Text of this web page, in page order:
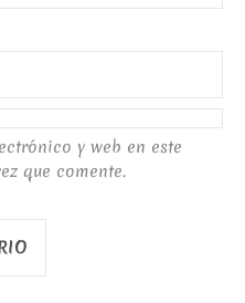
y web en este
que comente.